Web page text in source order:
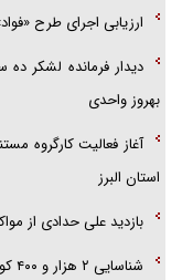
ارزیابی اجرای طرح
دیدار فرمانده لشکر ده
بهروز واحدی
آغاز فعالیت کارگروه
استان البرز
بازدید علی حدادی از
شناسایی ۲ هزار و ۴۰۰ کودک دارای اختلالات بینایی در استان البرز